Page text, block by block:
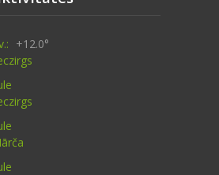
+12.0°